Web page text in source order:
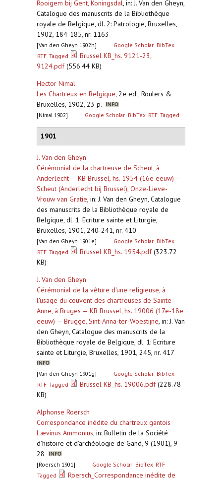
Rooigem bij Gent, Koningsdal, in: J. Van den Gheyn,
Catalogue des manuscrits de la Bibliothèque
royale de Belgique, dl. 2: Patrologie, Bruxelles,
1902, 184-185, nr. 1163
[Van den Gheyn 1902h] Google Scholar BibTex
RTF Tagged
Brussel KB_hs. 9121-23,
9124.pdf(556.44 KB)
Hector Nimal
Les Chartreux en Belgique, 2e ed., Roulers &
Bruxelles, 1902, 23 p.
[Nimal 1902] Google Scholar BibTex RTF Tagged
1901
J. Van den Gheyn
Cérémonial de la chartreuse de Scheut, à
Anderlecht — KB Brussel, hs. 1954 (16e eeuw) —
Scheut (Anderlecht bij Brussel), Onze-Lieve-
Vrouw van Gratie, in: J. Van den Gheyn, Catalogue
des manuscrits de la Bibliothèque royale de
Belgique, dl. 1: Ecriture sainte et Liturgie,
Bruxelles, 1901, 240-241, nr. 410
[Van den Gheyn 1901e] Google Scholar BibTex
RTF Tagged Brussel KB_hs. 1954.pdf(323.72
KB)
J. Van den Gheyn
Cérémonial de la vêture d'une religieuse, à
l'usage du couvent des chartreuses de Sainte-
Anne, à Bruges — KB Brussel, hs. 19006 (17e-18e
eeuw) — Brugge, Sint-Anna-ter-Woestijne, in: J. Van
den Gheyn, Catalogue des manuscrits de la
Bibliothèque royale de Belgique, dl. 1: Ecriture
sainte et Liturgie, Bruxelles, 1901, 245, nr. 417
[Van den Gheyn 1901g] Google Scholar BibTex
RTF Tagged Brussel KB_hs. 19006.pdf(228.78
KB)
Alphonse Roersch
Correspondance inédite du chartreux gantois
Lævinus Ammonius, in: Bulletin de la Société
d’histoire et d’archéologie de Gand, 9 (1901), 9-
28
[Roersch 1901] Google Scholar BibTex RTF
Tagged
Roersch_Correspondance inédite de